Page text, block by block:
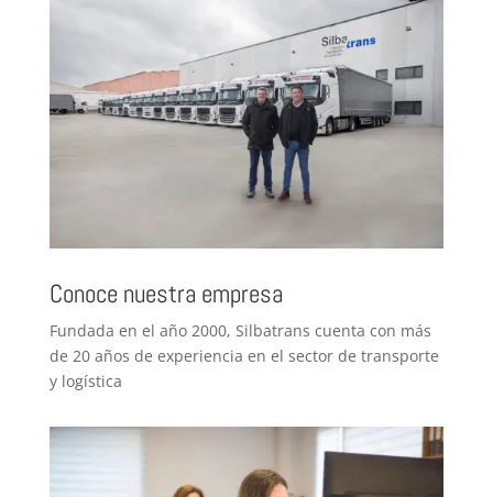
Conoce nuestra empresa
Fundada en el año 2000, Silbatrans cuenta con más
de 20 años de experiencia en el sector de transporte
y logística